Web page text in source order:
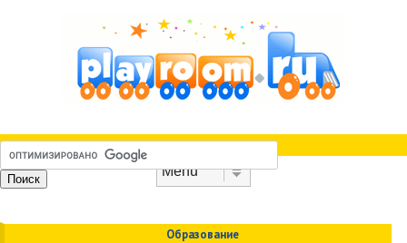
Образование